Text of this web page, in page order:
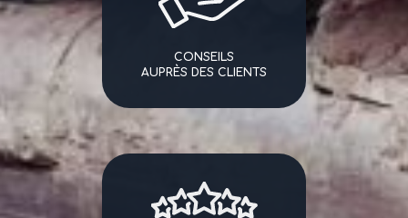
CONSEILS
AUPRÈS DES CLIENTS